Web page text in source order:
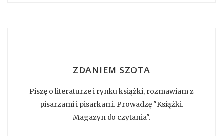
ZDANIEM SZOTA
Piszę o literaturze i rynku książki, rozmawiam z
pisarzami i pisarkami. Prowadzę "Książki.
Magazyn do czytania".